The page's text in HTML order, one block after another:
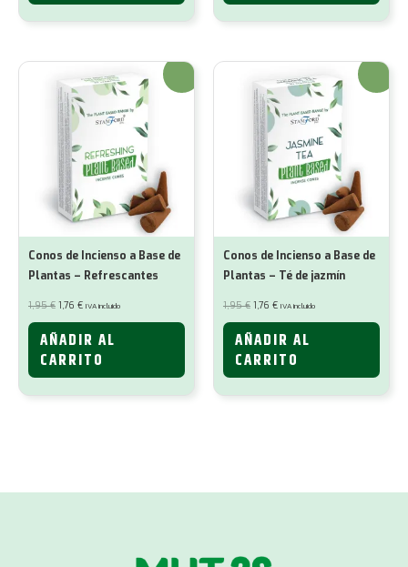
¡Oferta!
Conos de Incienso a Base de
Plantas – Refrescantes
1,95€ El
precio
original
1,95 €.
1,76 €El
actual
1,76 €.
IVA incluido
AÑADIR AL
CARRITO
¡Oferta!
Conos de Incienso a Base de
Plantas – Té de jazmín
1,95€ El
precio
original
1,95 €.
1,76 €El
actual
1,76 €.
IVA incluido
AÑADIR AL
CARRITO